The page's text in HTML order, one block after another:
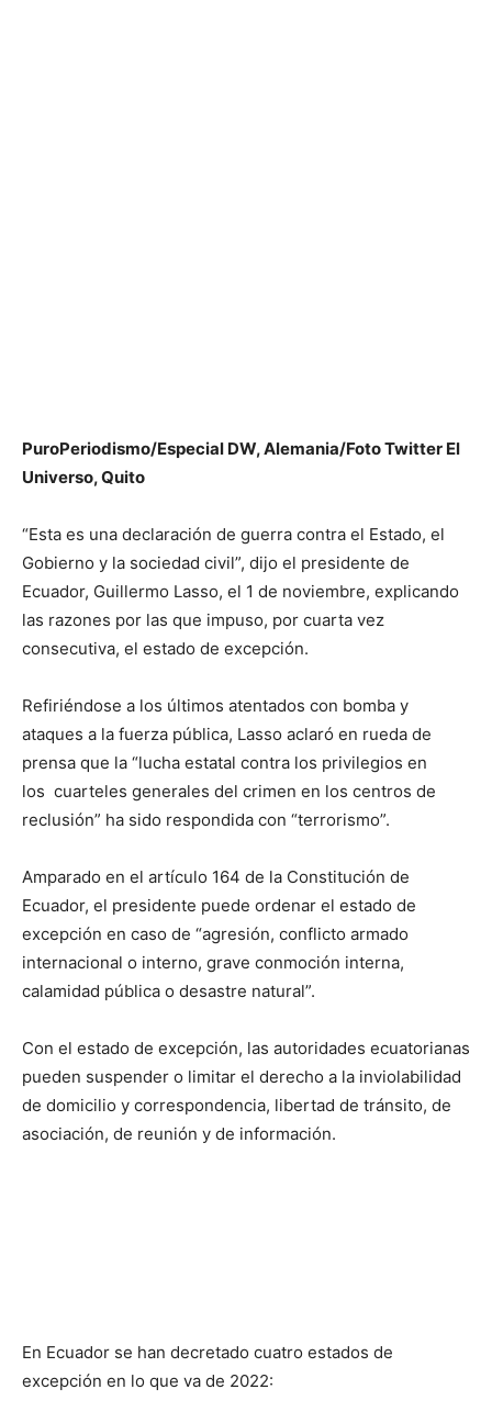
PuroPeriodismo/Especial DW, Alemania/Foto Twitter El
Universo, Quito
“Esta es una declaración de guerra contra el Estado, el
Gobierno y la sociedad civil”, dijo el presidente de
Ecuador, Guillermo Lasso, el 1 de noviembre, explicando
las razones por las que impuso, por cuarta vez
consecutiva, el estado de excepción.
Refiriéndose a los últimos atentados con bomba y
ataques a la fuerza pública, Lasso aclaró en rueda de
prensa que la “lucha estatal contra los privilegios en
los cuarteles generales del crimen en los centros de
reclusión” ha sido respondida con “terrorismo”.
Amparado en el artículo 164 de la Constitución de
Ecuador, el presidente puede ordenar el estado de
excepción en caso de “agresión, conflicto armado
internacional o interno, grave conmoción interna,
calamidad pública o desastre natural”.
Con el estado de excepción, las autoridades ecuatorianas
pueden suspender o limitar el derecho a la inviolabilidad
de domicilio y correspondencia, libertad de tránsito, de
asociación, de reunión y de información.
En Ecuador se han decretado cuatro estados de
excepción en lo que va de 2022: